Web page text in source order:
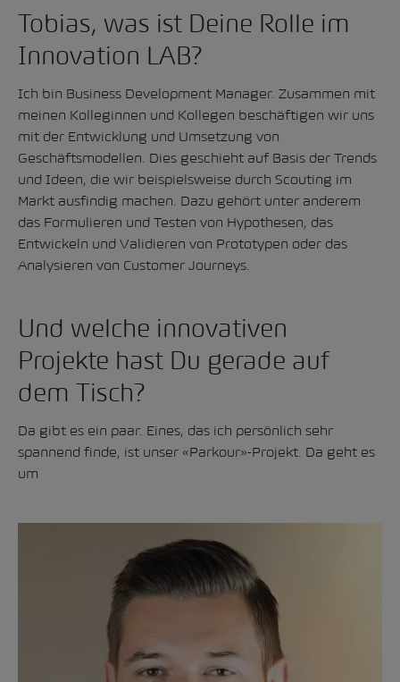
Tobias, was ist Deine Rolle im
Innovation LAB?
Ich bin Business Development Manager. Zusammen mit
meinen Kolleginnen und Kollegen beschäftigen wir uns
mit der Entwicklung und Umsetzung von
Geschäftsmodellen. Dies geschieht auf Basis der Trends
und Ideen, die wir beispielsweise durch Scouting im
Markt ausfindig machen. Dazu gehört unter anderem
das Formulieren und Testen von Hypothesen, das
Entwickeln und Validieren von Prototypen oder das
Analysieren von Customer Journeys.
Und welche innovativen
Projekte hast Du gerade auf
dem Tisch?
Da gibt es ein paar. Eines, das ich persönlich sehr
spannend finde, ist unser «Parkour»-Projekt. Da geht es
um